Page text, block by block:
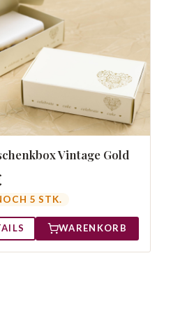
Vintage Gold
5 STK.
WARENKORB